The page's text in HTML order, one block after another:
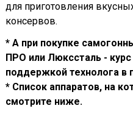
для приготовления
консервов.
* А при покупке
ПРО или Люкссталь -
поддержкой технолога в
* Список аппаратов, на
смотрите ниже.